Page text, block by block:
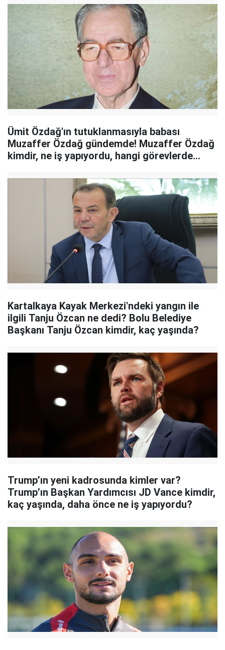
Ümit Özdağ'ın tutuklanmasıyla babası
Muzaffer Özdağ gündemde! Muzaffer Özdağ
kimdir, ne iş yapıyordu, hangi görevlerde
Kartalkaya Kayak Merkezi'ndeki yangın ile
ilgili Tanju Özcan ne dedi? Bolu Belediye
Başkanı Tanju Özcan kimdir, kaç yaşında?
Trump’ın yeni kadrosunda kimler var?
Trump’ın Başkan Yardımcısı JD Vance kimdir,
kaç yaşında, daha önce ne iş yapıyordu?